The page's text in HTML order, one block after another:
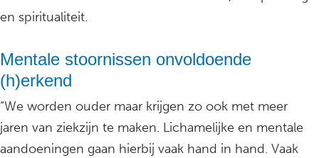
en spiritualiteit.
Mentale stoornissen onvoldoende
(h)erkend
“We worden ouder maar krijgen zo ook met meer
jaren van ziekzijn te maken. Lichamelijke en mentale
aandoeningen gaan hierbij vaak hand in hand. Vaak